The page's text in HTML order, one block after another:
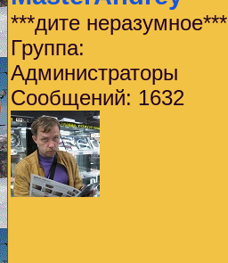
***дите неразумное***
Группа:
Администраторы
Сообщений: 1632